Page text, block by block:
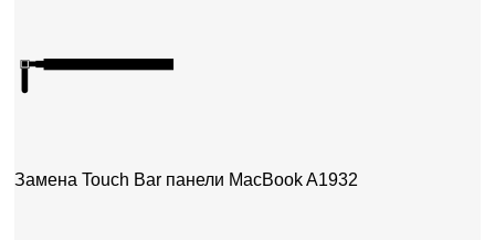
Замена Touch Bar панели MacBook A1932